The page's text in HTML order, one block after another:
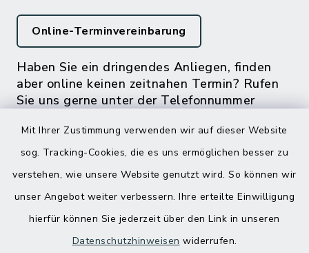
Mit Ihrer Zustimmung verwenden wir auf dieser Website
sog. Tracking-Cookies, die es uns ermöglichen besser zu
verstehen, wie unsere Website genutzt wird. So können wir
unser Angebot weiter verbessern. Ihre erteilte Einwilligung
hierfür können Sie jederzeit über den Link in unseren
Datenschutzhinweisen widerrufen.
Online-Terminvereinbarung
Haben Sie ein dringendes Anliegen, finden
aber online keinen zeitnahen Termin? Rufen
Sie uns gerne unter der Telefonnummer